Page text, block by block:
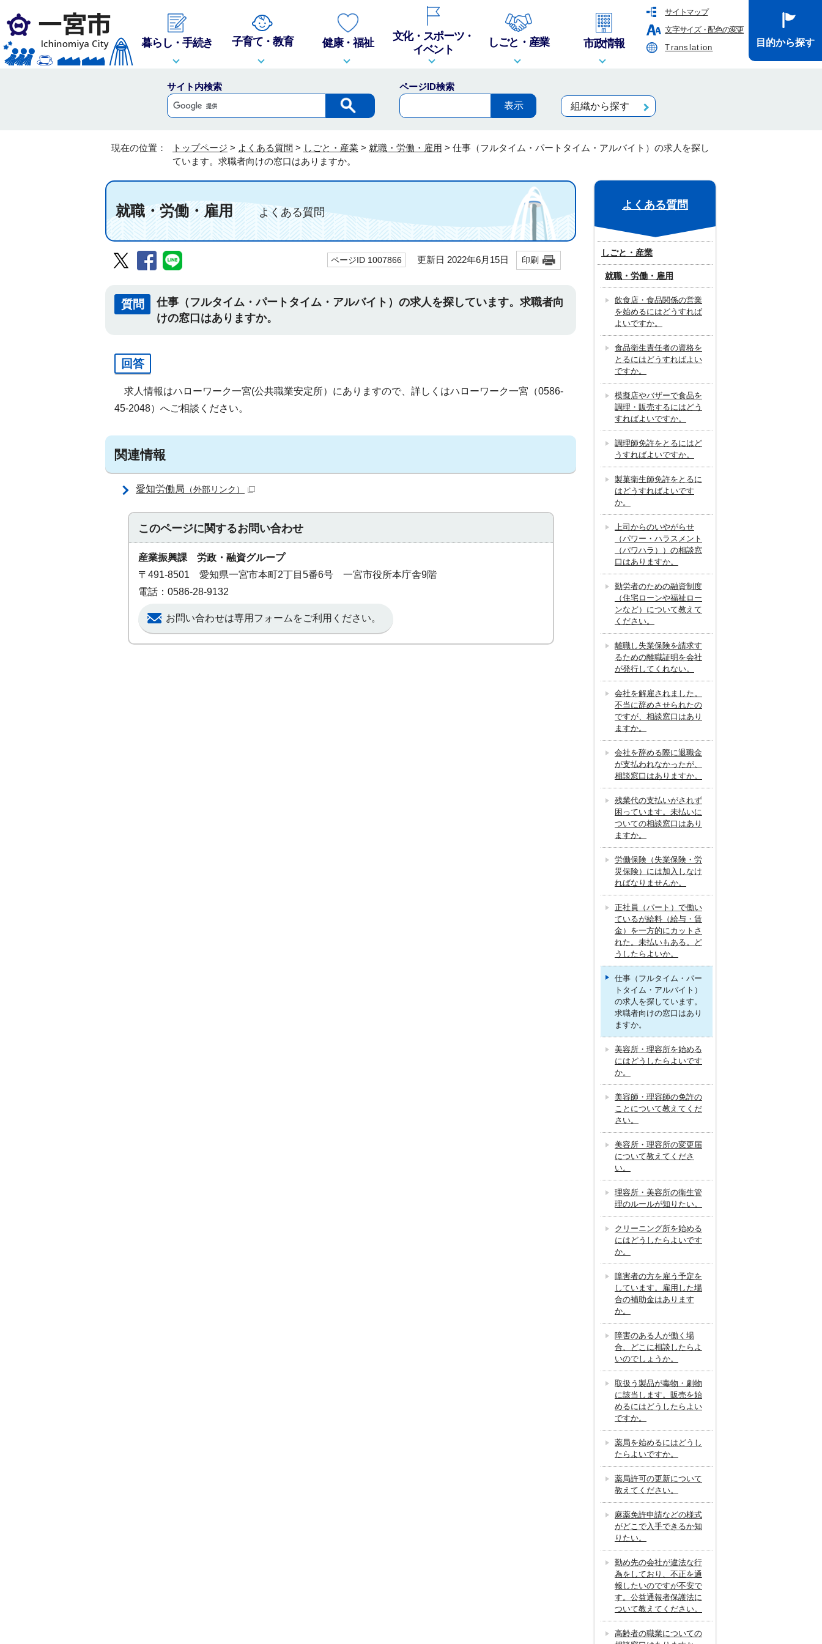
サイトマップ
文字サイズ・配色の変更
Translation
暮らし・手続き 子育て・教育 健康・福祉
文化・スポーツ・
イベント
しごと・産業 市政情報 目的から探す
サイト内検索
ページID検索
組織から探す
現在の位置： トップページ > よくある質問 > しごと・産業 > 就職・労働・雇用 > 仕事（フルタイム・パートタイム・アルバイト）の求人を探し
ています。求職者向けの窓口はありますか。
就職・労働・雇用よくある質問
ページID 1007866 更新日 2022年6月15日 印刷
質問
仕事（フルタイム・パートタイム・アルバイト）の求人を探しています。求職者向
けの窓口はありますか。
回答
求人情報はハローワーク一宮(公共職業安定所）にありますので、詳しくはハローワーク一宮（0586-
45-2048）へご相談ください。
関連情報
愛知労働局 （外部リンク）
このページに関するお問い合わせ
産業振興課 労政・融資グループ
〒491-8501 愛知県一宮市本町2丁目5番6号 一宮市役所本庁舎9階
電話：0586-28-9132
お問い合わせは専用フォームをご利用ください。
よくある質問
しごと・産業
就職・労働・雇用
飲食店・食品関係の営業
を始めるにはどうすれば
よいですか。
食品衛生責任者の資格を
とるにはどうすればよい
ですか。
模擬店やバザーで食品を
調理・販売するにはどう
すればよいですか。
調理師免許をとるにはど
うすればよいですか。
製菓衛生師免許をとるに
はどうすればよいです
か。
上司からのいやがらせ
（パワー・ハラスメント
（パワハラ））の相談窓
口はありますか。
勤労者のための融資制度
（住宅ローンや福祉ロー
ンなど）について教えて
ください。
離職し失業保険を請求す
るための離職証明を会社
が発行してくれない。
会社を解雇されました。
不当に辞めさせられたの
ですが、相談窓口はあり
ますか。
会社を辞める際に退職金
が支払われなかったが、
相談窓口はありますか。
残業代の支払いがされず
困っています。未払いに
ついての相談窓口はあり
ますか。
労働保険（失業保険・労
災保険）には加入しなけ
ればなりませんか。
正社員（パート）で働い
ているが給料（給与・賃
金）を一方的にカットさ
れた。未払いもある。ど
うしたらよいか。
仕事（フルタイム・パー
トタイム・アルバイト）
の求人を探しています。
求職者向けの窓口はあり
ますか。
美容所・理容所を始める
にはどうしたらよいです
か。
美容師・理容師の免許の
ことについて教えてくだ
さい。
美容所・理容所の変更届
について教えてくださ
い。
理容所・美容所の衛生管
理のルールが知りたい。
クリーニング所を始める
にはどうしたらよいです
か。
障害者の方を雇う予定を
しています。雇用した場
合の補助金はあります
か。
障害のある人が働く場
合、どこに相談したらよ
いのでしょうか。
取扱う製品が毒物・劇物
に該当します。販売を始
めるにはどうしたらよい
ですか。
薬局を始めるにはどうし
たらよいですか。
薬局許可の更新について
教えてください。
麻薬免許申請などの様式
がどこで入手できるか知
りたい。
勤め先の会社が違法な行
為をしており、不正を通
報したいのですが不安で
す。公益通報者保護法に
ついて教えてください。
高齢者の職業についての